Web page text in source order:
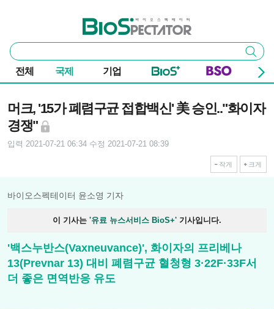
바이오스펙테이터
통
합
검
색
검색
전체 국제 기업
머크, '15가 폐렴구균 접합백신' 美 승인.."화이자
경쟁"
입력 2021-07-21 06:34 수정 2021-07-21 08:39
작게 크게
바이오스펙테이터 윤소영 기자
이 기사는 '유료 뉴스서비스 BioS+' 기사입니다.
'백스누반스(Vaxneuvance)', 화이자의 프리베나
13(Prevnar 13) 대비 폐렴구균 혈청형 3·22F·33F서
더 좋은 면역반응 유도